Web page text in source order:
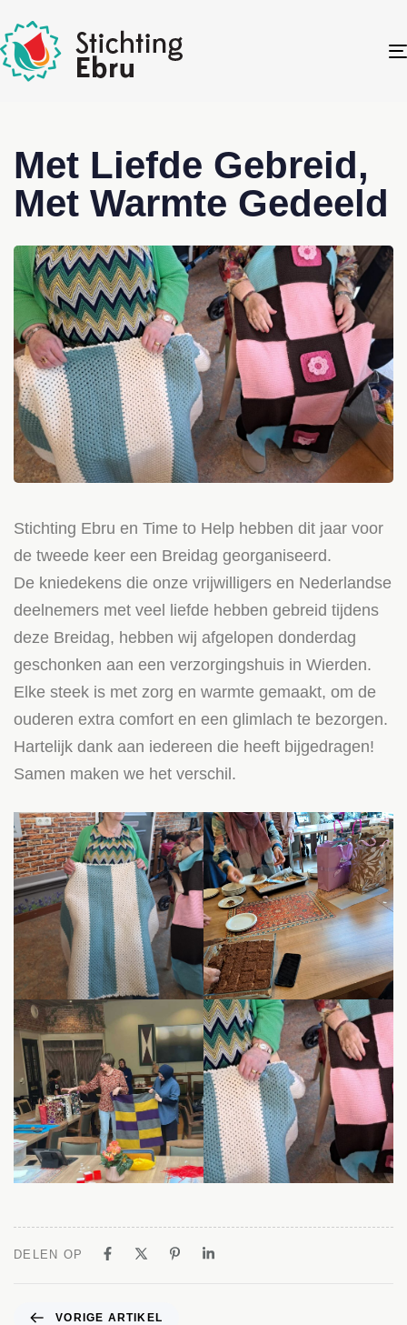
Met Liefde Gebreid,
Met Warmte Gedeeld
Stichting Ebru en Time to Help hebben dit jaar voor
de tweede keer een Breidag georganiseerd.
De kniedekens die onze vrijwilligers en Nederlandse
deelnemers met veel liefde hebben gebreid tijdens
deze Breidag, hebben wij afgelopen donderdag
geschonken aan een verzorgingshuis in Wierden.
Elke steek is met zorg en warmte gemaakt, om de
ouderen extra comfort en een glimlach te bezorgen.
Hartelijk dank aan iedereen die heeft bijgedragen!
Samen maken we het verschil.
DELEN OP
VORIGE ARTIKEL